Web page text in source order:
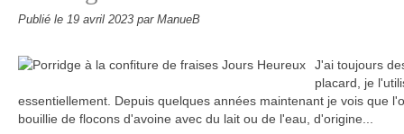
Publié le 19 avril 2023 par ManueB
J'ai toujours
placard, je
essentiellement. Depuis quelques années maintenant je vois que
bouillie de flocons d'avoine avec du lait ou de l'eau, d'origine...